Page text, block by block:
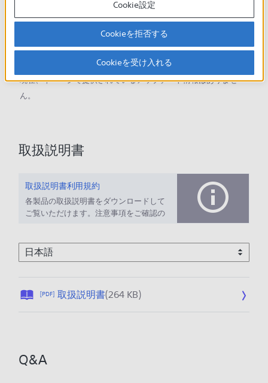
サポート動画をご利用の際にはソーシャ
ルメディア利用規約をご確認ください。
ダウンロード
現在、本ページで提供されているアップデート情報はありませ
ん。
取扱説明書
取扱説明書利用規約
各製品の取扱説明書をダウンロードして
ご覧いただけます。注意事項をご確認の
[PDF] 取扱説明書(264 KB)公
Q&A
Cookie設定
Cookieを拒否する
Cookieを受け入れる